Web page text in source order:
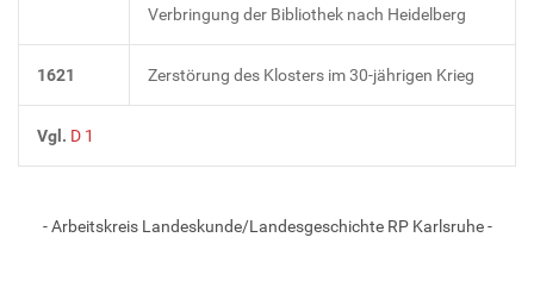
Verbringung der Bibliothek nach Heidelberg
1621 Zerstörung des Klosters im 30-jährigen Krieg
Vgl. D 1
- Arbeitskreis Landeskunde/Landesgeschichte RP Karlsruhe -